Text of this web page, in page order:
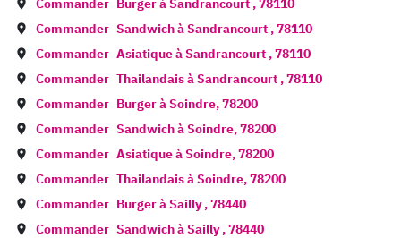
Commander Burger àSandrancourt ,78110
Commander Sandwich àSandrancourt ,78110
Commander Asiatique àSandrancourt ,78110
Commander Thailandais àSandrancourt ,78110
Commander Burger àSoindre,78200
Commander Sandwich àSoindre,78200
Commander Asiatique àSoindre,78200
Commander Thailandais àSoindre,78200
Commander Burger àSailly,78440
Commander Sandwich àSailly,78440